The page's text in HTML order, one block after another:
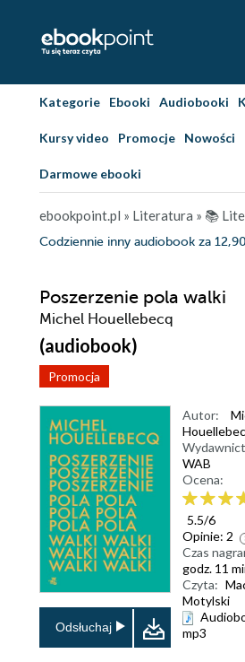
Kategorie Ebooki Audiobooki
Kursy video Promocje Nowości
Darmowe ebooki
ebookpoint.pl » Literatura » 📚
Codziennie inny audiobook za
Poszerzenie pola walki
Michel Houellebecq
(audiobook)
Promocja
Odsłuchaj
Autor:
WAB
Ocena:
5.5/6
Opinie: 2
Czas
godz. 11
Czyta:
Motylski
mp3